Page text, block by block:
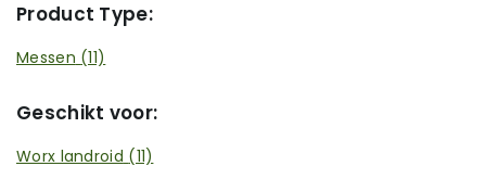
Product Type:
Messen (11)
Geschikt voor:
Worx landroid (11)